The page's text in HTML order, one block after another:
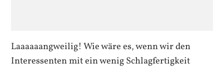
Laaaaaangweilig! Wie wäre es, wenn wir den
Interessenten mit ein wenig Schlagfertigkeit